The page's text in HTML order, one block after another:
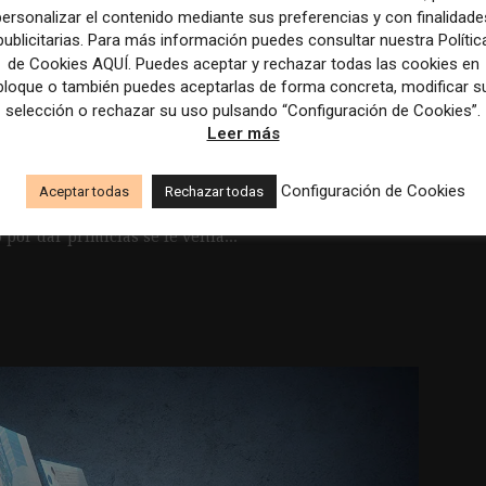
algoritmo para dar más
dé la primicia
las quejas que desde los medios de
dar primicias se le venía...
el contenido mediante sus preferencias y con
Para más información puedes consultar nuestra
de Cookies AQUÍ. Puedes aceptar y rechazar todas las cookies en
o también puedes aceptarlas de forma concreta, modificar
selección o rechazar su uso pulsando “Configuración de Cookies”.
Leer más
Aceptar todas Rechazar todas Configuración de Cookies